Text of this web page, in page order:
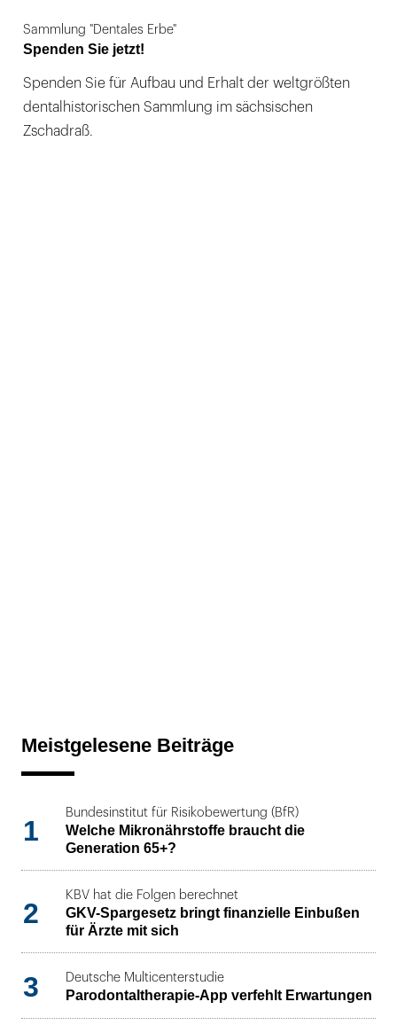
Sammlung "Dentales Erbe"
Spenden Sie jetzt!
Spenden Sie für Aufbau und Erhalt der weltgrößten
dentalhistorischen Sammlung im sächsischen
Zschadraß.
Meistgelesene Beiträge
1
Bundesinstitut für Risikobewertung (BfR)
Welche Mikronährstoffe braucht die
Generation 65+?
2
KBV hat die Folgen berechnet
GKV-Spargesetz bringt finanzielle Einbußen
für Ärzte mit sich
3 Deutsche Multicenterstudie
Parodontaltherapie-App verfehlt Erwartungen